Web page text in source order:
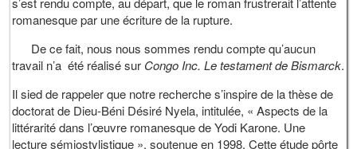
romanesque par une écriture de la rupture.
De ce fait, nous nous sommes rendu compte qu’aucun
travail n’a été réalisé sur Congo Inc. Le testament de Bismarck.
Il sied de rappeler que notre recherche s’inspire de la thèse de
doctorat de Dieu-Béni Désiré Nyela, intitulée, « Aspects de la
littérarité dans l’œuvre romanesque de Yodi Karone. Une
lecture sémiostylistique », soutenue en 1998. Cette étude pôrte